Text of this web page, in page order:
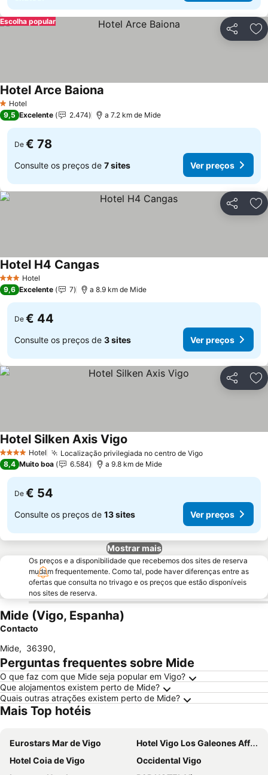
Partilhar
Escolha popular
1 Estrelas
Hotel
Hotel Arce Baiona
9,5 Excelente 2.474 a 7.2 km de Mide
De € 78
Consulte os preços de 7 sites Ver preços
Partilhar
3 EstrelasHotel
Hotel H4 Cangas
9,6 Excelente 7 a 8.9 km de Mide
De € 44
Consulte os preços de 3 sites Ver preços
Partilhar
4 EstrelasHotel Localização privilegiada no centro de Vigo
Hotel Silken Axis Vigo
8,4 Muito boa 6.584 a 9.8 km de Mide
De € 54
Consulte os preços de 13 sites Ver preços
Mostrar mais
Os preços e a disponibilidade que recebemos dos sites de reserva
mudam frequentemente. Como tal, pode haver diferenças entre as
ofertas que consulta no trivago e os preços que estão disponíveis
nos sites de reserva.
Mide (Vigo, Espanha)
Contacto
Mide, 36390,
Perguntas frequentes sobre Mide
O que faz com que Mide seja popular em Vigo?
Que alojamentos existem perto de Mide?
Quais outras atrações existem perto de Mide?
Mais Top hotéis
Eurostars Mar de Vigo
Hotel Vigo Los Galeones Affiliated by Meliá
Hotel Coia de Vigo
Occidental Vigo